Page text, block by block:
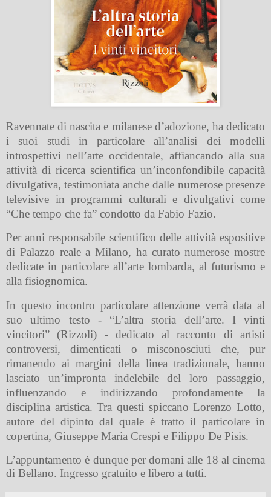
Ravennate di nascita e milanese d’adozione, ha dedicato
i suoi studi in particolare all’analisi dei modelli
introspettivi nell’arte occidentale, affiancando alla sua
attività di ricerca scientifica un’inconfondibile capacità
divulgativa, testimoniata anche dalle numerose presenze
televisive in programmi culturali e divulgativi come
“Che tempo che fa” condotto da Fabio Fazio.
Per anni responsabile scientifico delle attività espositive
di Palazzo reale a Milano, ha curato numerose mostre
dedicate in particolare all’arte lombarda, al futurismo e
alla fisiognomica.
In questo incontro particolare attenzione verrà data al
suo ultimo testo - “L’altra storia dell’arte. I vinti
vincitori” (Rizzoli) - dedicato al racconto di artisti
controversi, dimenticati o misconosciuti che, pur
rimanendo ai margini della linea tradizionale, hanno
lasciato un’impronta indelebile del loro passaggio,
influenzando e indirizzando profondamente la
disciplina artistica. Tra questi spiccano Lorenzo Lotto,
autore del dipinto dal quale è tratto il particolare in
copertina, Giuseppe Maria Crespi e Filippo De Pisis.
L’appuntamento è dunque per domani alle 18 al cinema
di Bellano. Ingresso gratuito e libero a tutti.